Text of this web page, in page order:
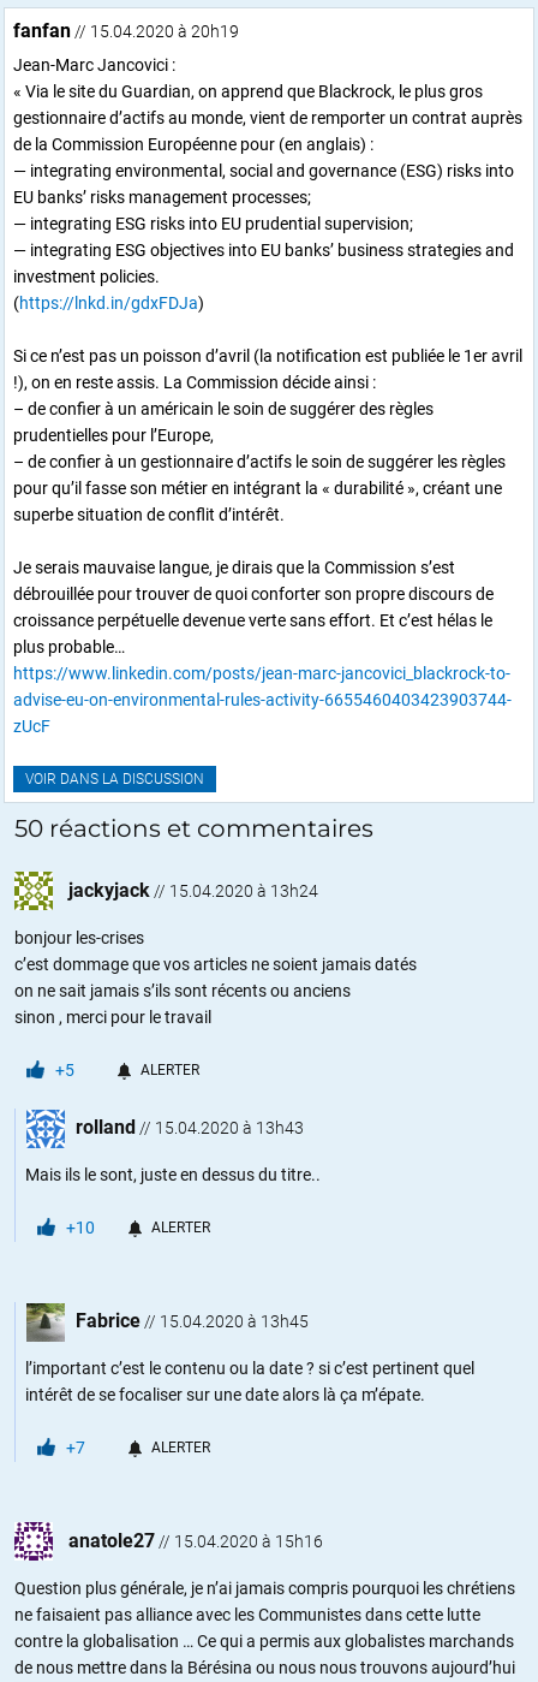
fanfan // 15.04.2020 à 20h19
Jean-Marc Jancovici :
« Via le site du Guardian, on apprend que Blackrock, le plus gros
gestionnaire d’actifs au monde, vient de remporter un contrat auprès
de la Commission Européenne pour (en anglais) :
— integrating environmental, social and governance (ESG) risks into
EU banks’ risks management processes;
— integrating ESG risks into EU prudential supervision;
— integrating ESG objectives into EU banks’ business strategies and
investment policies.
(https://lnkd.in/gdxFDJa)
Si ce n’est pas un poisson d’avril (la notification est publiée le 1er avril
!), on en reste assis. La Commission décide ainsi :
– de confier à un américain le soin de suggérer des règles
prudentielles pour l’Europe,
– de confier à un gestionnaire d’actifs le soin de suggérer les règles
pour qu’il fasse son métier en intégrant la « durabilité », créant une
superbe situation de conflit d’intérêt.
Je serais mauvaise langue, je dirais que la Commission s’est
débrouillée pour trouver de quoi conforter son propre discours de
croissance perpétuelle devenue verte sans effort. Et c’est hélas le
plus probable…
https://www.linkedin.com/posts/jean-marc-jancovici_blackrock-to-
advise-eu-on-environmental-rules-activity-6655460403423903744-
zUcF
VOIR DANS LA DISCUSSION
50 réactions et commentaires
jackyjack // 15.04.2020 à 13h24
bonjour les-crises
c’est dommage que vos articles ne soient jamais datés
on ne sait jamais s’ils sont récents ou anciens
sinon , merci pour le travail
+5 ALERTER
rolland // 15.04.2020 à 13h43
Mais ils le sont, juste en dessus du titre..
+10 ALERTER
Fabrice // 15.04.2020 à 13h45
l’important c’est le contenu ou la date ? si c’est pertinent quel
intérêt de se focaliser sur une date alors là ça m’épate.
+7 ALERTER
anatole27 // 15.04.2020 à 15h16
Question plus générale, je n’ai jamais compris pourquoi les chrétiens
ne faisaient pas alliance avec les Communistes dans cette lutte
contre la globalisation … Ce qui a permis aux globalistes marchands
de nous mettre dans la Bérésina ou nous nous trouvons aujourd’hui